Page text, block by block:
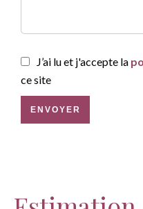
J’ai lu et j'accepte la
ce site
ENVOYER